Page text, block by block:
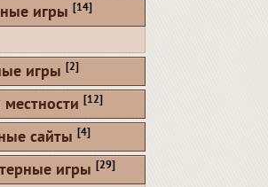
игры [14]
игры [2]
[12]
сайты [4]
игры [29]